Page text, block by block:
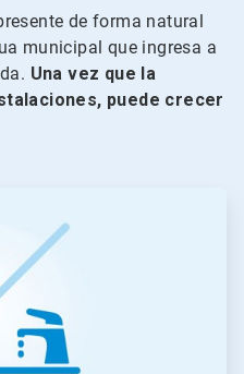
de forma natural
municipal que ingresa a
Una vez que la
puede crecer